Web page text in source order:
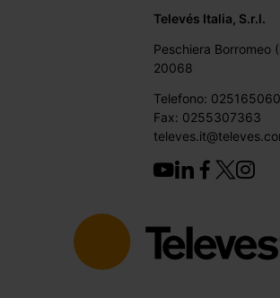
Televés Italia, S.r.l.
Peschiera Borromeo
20068
Telefono:
Fax: 0255307363